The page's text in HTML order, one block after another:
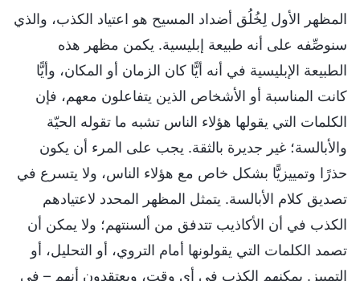
المظهر الأول لِخُلُق أضداد المسيح هو اعتياد الكذب، والذي
سنوصِّفه على أنه طبيعة إبليسية. يكمن مظهر هذه
الطبيعة الإبليسية في أنه أيًّا كان الزمان أو المكان، وأيًّا
كانت المناسبة أو الأشخاص الذين يتفاعلون معهم، فإن
الكلمات التي يقولها هؤلاء الناس تشبه ما تقوله الحيّة
والأبالسة؛ غير جديرة بالثقة. يجب على المرء أن يكون
حذرًا وتمييزيًّا بشكل خاص مع هؤلاء الناس، ولا يتسرع في
تصديق كلام الأبالسة. يتمثل المظهر المحدد لاعتيادهم
الكذب في أن الأكاذيب تتدفق من ألسنتهم؛ ولا يمكن أن
تصمد الكلمات التي يقولونها أمام التروي، أو التحليل، أو
التمييز. يمكنهم الكذب في أي وقت، ويعتقدون أنهم – في